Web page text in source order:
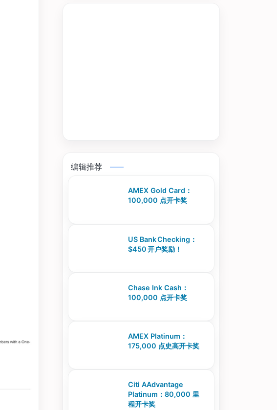
编辑推荐
AMEX Gold Card：
100,000 点开卡奖
US Bank Checking：
$450 开户奖励！
Chase Ink Cash：
100,000 点开卡奖
AMEX Platinum：
175,000 点史高开卡奖
Citi AAdvantage
Platinum：80,000 里
程开卡奖